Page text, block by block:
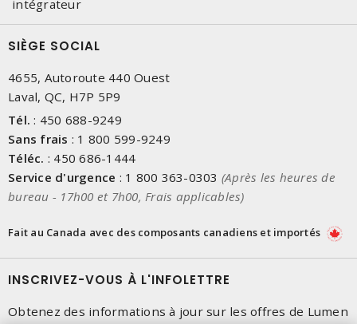
intégrateur
SIÈGE SOCIAL
4655, Autoroute 440 Ouest
Laval, QC, H7P 5P9
Tél. : 450 688-9249
Sans frais : 1 800 599-9249
Téléc. : 450 686-1444
Service d'urgence : 1 800 363-0303 (Après les heures de
bureau - 17h00 et 7h00, Frais applicables)
Fait au Canada avec des composants canadiens et importés
INSCRIVEZ-VOUS À L'INFOLETTRE
Obtenez des informations à jour sur les offres de Lumen